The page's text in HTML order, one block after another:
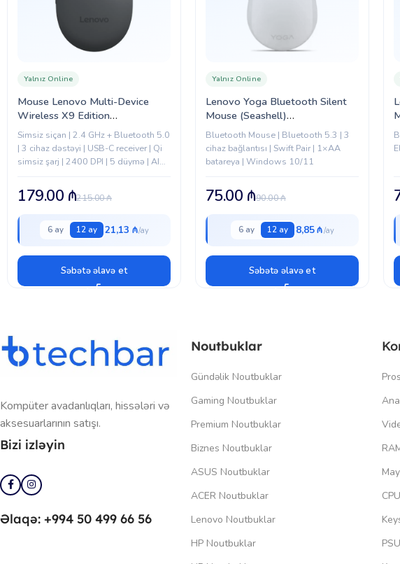
Mouse Lenovo Multi-Device
Wireless X9 Edition
(4Y51R29290)
Yalnız Online
Simsiz siçan | 2.4 GHz + Bluetooth 5.0
| 3 cihaz dəstəyi | USB-C receiver | Qi
simsiz şarj | 2400 DPI | 5 düymə | AI
215.00₼
179.00 ₼
6 ay 12 ay 21,13 ₼
Səbətə əlavə et
Lenovo Yoga Bluetooth Silent
Mouse (Seashell)
(GY51S61925)
Yalnız Online
Bluetooth Mouse | Bluetooth 5.3 | 3
cihaz bağlantısı | Swift Pair | 1×AA
batareya | Windows 10/11
90.00₼
75.00 ₼
6 ay 12 ay 8,85 ₼
Səbətə əlavə et
Kompüter avadanlıqları, hissələri və
aksesuarlarının satışı.
Bizi izləyin
Əlaqə: +994 50 499 66 56
Noutbuklar
Gündəlik Noutbuklar
Gaming Noutbuklar
Premium Noutbuklar
Biznes Noutbuklar
ASUS Noutbuklar
ACER Noutbuklar
Lenovo Noutbuklar
HP Noutbuklar
PSU